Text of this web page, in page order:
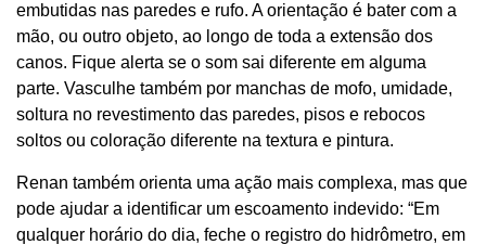
embutidas nas paredes e rufo. A orientação é bater com a
mão, ou outro objeto, ao longo de toda a extensão dos
canos. Fique alerta se o som sai diferente em alguma
parte. Vasculhe também por manchas de mofo, umidade,
soltura no revestimento das paredes, pisos e rebocos
soltos ou coloração diferente na textura e pintura.
Renan também orienta uma ação mais complexa, mas que
pode ajudar a identificar um escoamento indevido: “Em
qualquer horário do dia, feche o registro do hidrômetro, em